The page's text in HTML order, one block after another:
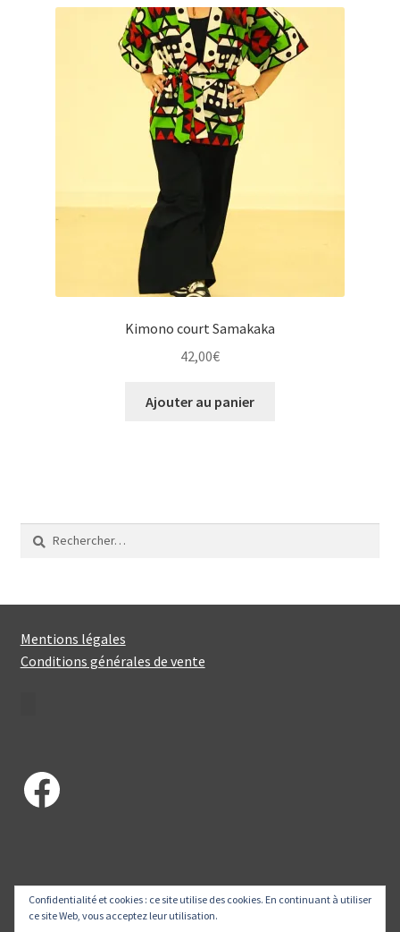
Kimono court Samakaka
42,00€
Ajouter au panier
Rechercher :
Mentions légales
Conditions générales de vente
Facebook
© Petits Piments 2026
Confidentialité et cookies : ce site utilise des cookies. En continuant à utiliser
ce site Web, vous acceptez leur utilisation.